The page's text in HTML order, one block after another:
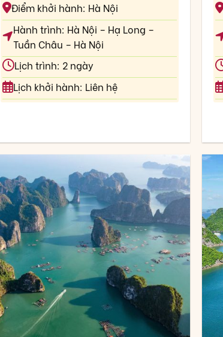
Điểm khởi hành: Hà Nội
Hành trình: Hà Nội – Hạ Long –
Tuần Châu – Hà Nội
Lịch trình: 2 ngày
Lịch khởi hành: Liên hệ